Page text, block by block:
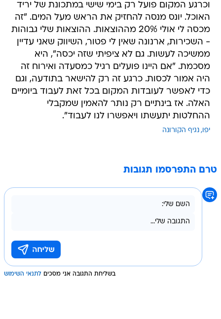
וכרגע המקום פועל רק בימי שישי במתכונת של יריד
האוכל. יונס מנסה להחזיק את הראש מעל המים. "זה
מכסה לי אולי 20% מההוצאות. ההוצאות שלי גבוהות
- השכירות, ארנונה שאין לי פטור, השיווק שאני עדיין
ממשיכה לעשות. גם לא ציפיתי שזה יכסה", היא
מסכמת. "אם היינו פועלים רגיל כמסעדה ואירוח זה
היה אמור לכסות. כרגע זה רק להישאר בתודעה, וגם
כדי לאפשר לעובדות המקום בכל זאת לעבוד ביומיים
האלה. אז בינתיים רק נותר להאמין שמקבלי
ההחלטות יתעשתו ויאפשרו לנו לעבוד".
יפו נגיף הקורונה
טרם התפרסמו תגובות
בשליחת התגובה אני מסכים לתנאי השימוש